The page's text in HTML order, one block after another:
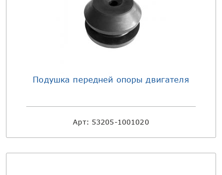
Подушка передней опоры двигателя
Арт: 53205-1001020